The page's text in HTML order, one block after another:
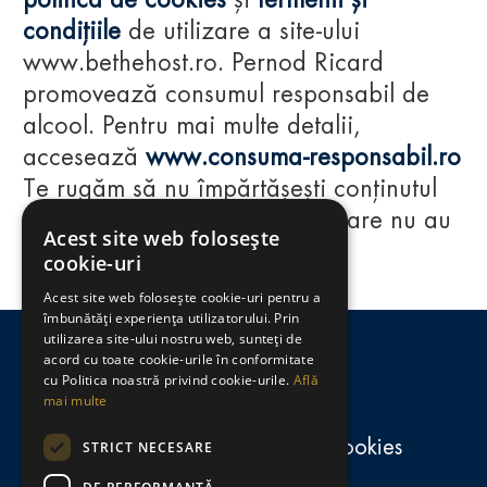
Regulamente
consumă-responsabil.ro
Politica de confidențialitate și cookies
condițiile de utilizare a site-ului
www.bethehost.ro. Pernod Ricard
promovează consumul responsabil de
alcool. Pentru mai multe detalii,
accesează www.consuma-responsabil.ro
Te rugăm să nu împărtășești conținutul
acestui website cu persoane care nu au
împlinit vârsta de 18 ani.
Acest site web folosește
cookie-uri
Acest site web folosește cookie-uri pentru a
îmbunătăți experiența utilizatorului. Prin
utilizarea site-ului nostru web, sunteți de
acord cu toate cookie-urile în conformitate
cu Politica noastră privind cookie-urile. Află
mai multe
STRICT NECESARE